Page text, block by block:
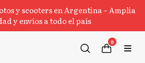
y scooters en Argentina – Amplia
y envíos a todo el país
0